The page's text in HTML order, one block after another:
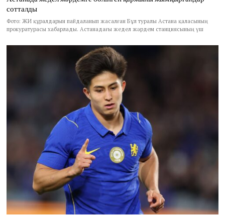
сотталды
Фото: ЖИ құралдарын пайдаланып жасалған Бұл туралы Астана қаласының
прокуратурасы хабарлады. Астанадағы жедел жәрдем станциясының үш